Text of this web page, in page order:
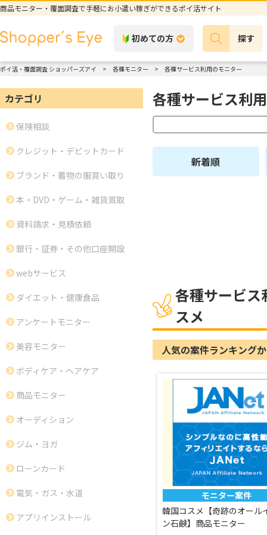
商品モニター・覆面調査で手軽にお小遣い稼ぎができるポイ活サイト
初めての方 探す
ポイ活・覆面調査 ショッパーズアイ 各種モニター 各種サービス利用のモニター
カテゴリ
保険相談
クレジット・デビットカード
ブランド・着物の服買い取り
本・DVD・ゲーム・雑貨買取
資料請求・見積依頼
銀行・証券・その他口座開設
webサービス
ダイエット・健康食品
アンケートモニター
美容モニター
ボディケア・ヘアケア
商品モニター
オーディション
ジム・ヨガ
ローンカード
電気・ガス・水道
アプリインストール
各種サービス利
新着順
各種サービス
スメ
人気の案件ランキング
モニター案件
韓国コスメ【奇跡のオール
ン石鹸】商品モニター